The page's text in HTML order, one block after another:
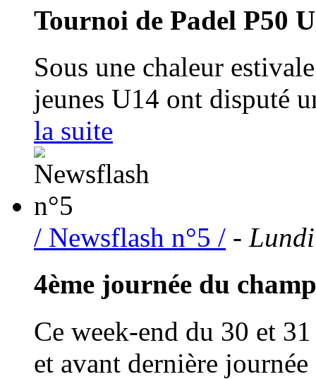
Tournoi de Padel P50
Sous une chaleur
jeunes U14 ont disputé
la suite
/ Newsflash n°5 / -
4ème journée du
Ce week-end du 30 et
et avant dernière